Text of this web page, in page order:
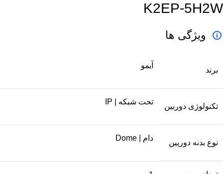
K2EP-5H2W
ویژگی ها
برند
آیمو
تکنولوژی دوربین
تحت شبکه | IP
نوع بدنه دوربین
دام | Dome